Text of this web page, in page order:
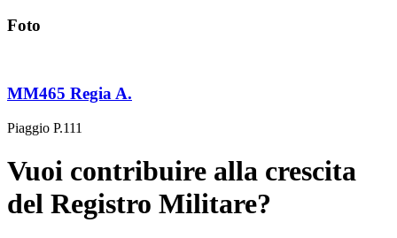
Foto
MM465 Regia A.
Piaggio P.111
Vuoi contribuire alla crescita
del Registro Militare?